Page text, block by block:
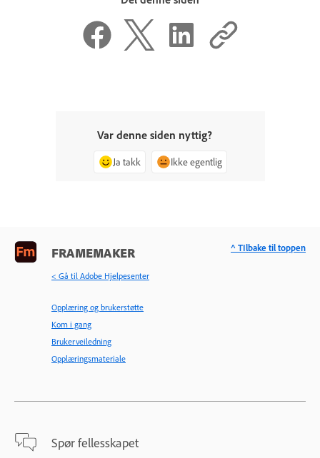
Var denne siden nyttig?
Ja takk Ikke egentlig
FRAMEMAKER
< Gå til Adobe Hjelpesenter
Opplæring og brukerstøtte
Kom i gang
Brukerveiledning
Opplæringsmateriale
Spør fellesskapet
^ TIlbake til toppen